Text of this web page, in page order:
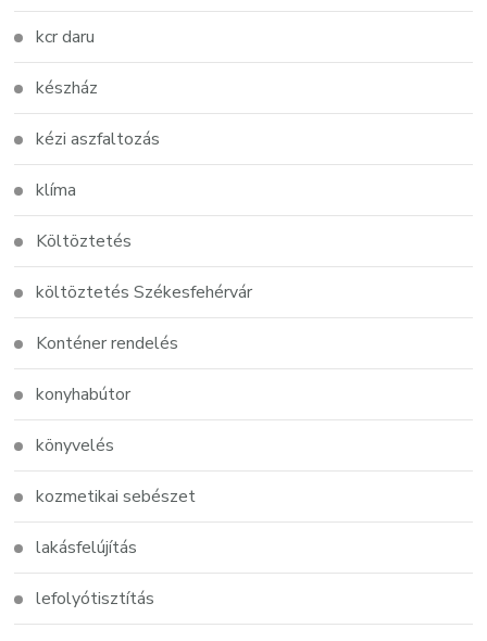
kcr daru
készház
kézi aszfaltozás
klíma
Költöztetés
költöztetés Székesfehérvár
Konténer rendelés
konyhabútor
könyvelés
kozmetikai sebészet
lakásfelújítás
lefolyótisztítás